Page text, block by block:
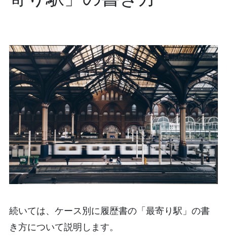
続いては、ケース別に履歴書の「最寄り駅」の書
き方について説明します。